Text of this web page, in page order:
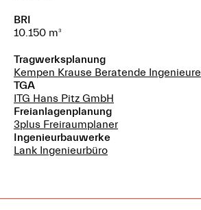
BRI
10.150 m3
Tragwerksplanung
Kempen Krause Beratende Ingenieure
TGA
ITG Hans Pitz GmbH
Freianlagenplanung
3plus Freiraumplaner
Ingenieurbauwerke
Lank Ingenieurbüro